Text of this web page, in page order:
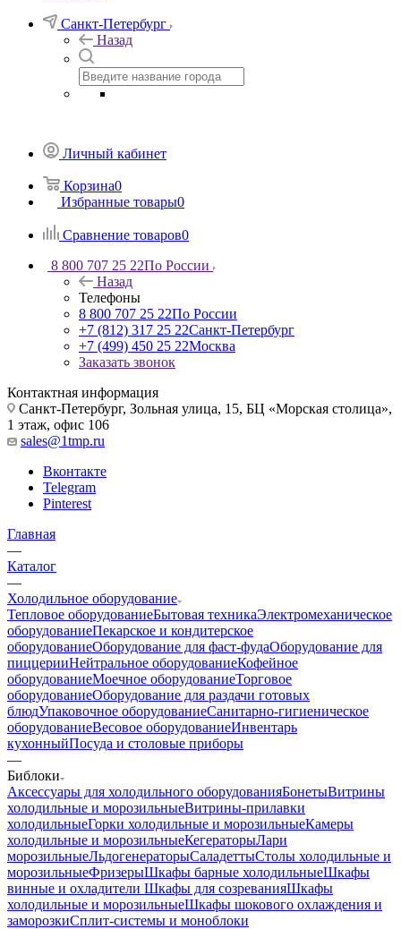
Санкт-Петербург
Назад
Личный кабинет
Корзина0
Избранные товары0
Сравнение товаров0
8 800 707 25 22По России
Назад
Телефоны
8 800 707 25 22По России
+7 (812) 317 25 22Санкт-Петербург
+7 (499) 450 25 22Москва
Заказать звонок
Контактная информация
Санкт-Петербург, Зольная улица, 15, БЦ «Морская столица»,
1 этаж, офис 106
sales@1tmp.ru
Вконтакте
Telegram
Pinterest
Главная
—
Каталог
—
Холодильное оборудование
Тепловое оборудованиеБытовая техникаЭлектромеханическое
оборудованиеПекарское и кондитерское
оборудованиеОборудование для фаст-фудаОборудование для
пиццерииНейтральное оборудованиеКофейное
оборудованиеМоечное оборудованиеТорговое
оборудованиеОборудование для раздачи готовых
блюдУпаковочное оборудованиеСанитарно-гигиеническое
оборудованиеВесовое оборудованиеИнвентарь
кухонныйПосуда и столовые приборы
—
Библоки
Аксессуары для холодильного оборудованияБонетыВитрины
холодильные и морозильныеВитрины-прилавки
холодильныеГорки холодильные и морозильныеКамеры
холодильные и морозильныеКегераторыЛари
морозильныеЛьдогенераторыСаладеттыСтолы холодильные и
морозильныеФризерыШкафы барные холодильныеШкафы
винные и охладители Шкафы для созреванияШкафы
холодильные и морозильныеШкафы шокового охлаждения и
заморозкиСплит-системы и моноблоки